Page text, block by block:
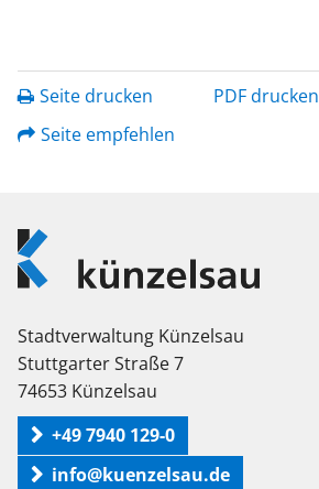
Seite drucken
PDF drucken
Seite empfehlen
Logo
Künzelsau
Stadtverwaltung Künzelsau
Stuttgarter Straße 7
74653 Künzelsau
+49 7940 129-0
info@kuenzelsau.de